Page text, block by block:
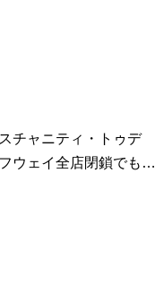
スチャニティ・トゥデ
ウェイ全店閉鎖でも、